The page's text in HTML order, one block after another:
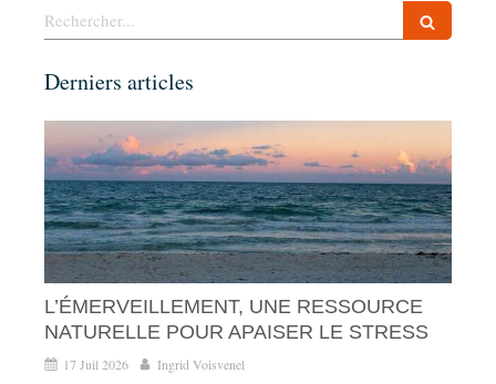
Rechercher
Derniers articles
L’ÉMERVEILLEMENT, UNE RESSOURCE
NATURELLE POUR APAISER LE STRESS
17 Juil 2026 Ingrid Voisvenel